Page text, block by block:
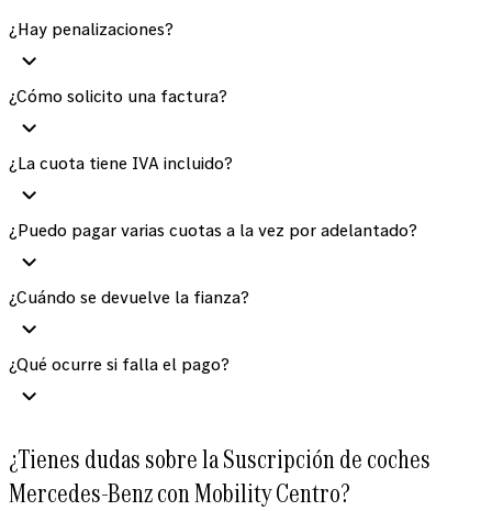
¿Hay penalizaciones?
¿Cómo solicito una factura?
¿La cuota tiene IVA incluido?
¿Puedo pagar varias cuotas a la vez por adelantado?
¿Cuándo se devuelve la fianza?
¿Qué ocurre si falla el pago?
¿Tienes dudas sobre la Suscripción de coches
Mercedes-Benz con Mobility Centro?